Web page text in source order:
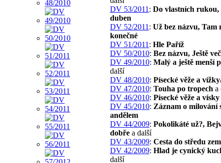
DV 53/2011 : Do vlastních
duben
DV 52/2011 : Už bez názvu, Tam
konečné
DV 51/2011 : Hle Paříž
DV 50/2010: Bez názvu, Ještě
DV 49/2010: Malý a ještě menší
další
DV 48/2010: Písecké věže a
DV 47/2010: Touha po tropech a
DV 46/2010: Písecké věže a vísky
DV 45/2010: Záznam o milování
andělem
DV 44/2009: Pokolikáté už?,
dobře a další
DV 43/2009: Cesta do středu
DV 42/2009: Hlad je cynický
další